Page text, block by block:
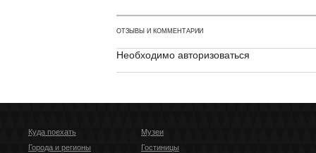
ОТЗЫВЫ И КОММЕНТАРИИ
Необходимо авторизоваться
Куда поехать
Города и регионы
Музеи
Гостиницы